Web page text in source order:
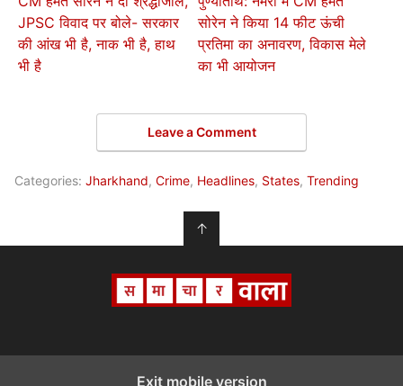
JPSC विवाद पर बोले- सरकार
की आंख भी है, नाक भी है, हाथ
भी है
सोरेन ने किया 14 फीट ऊंची
प्रतिमा का अनावरण, विकास मेले
का भी आयोजन
Leave a Comment
Categories: Jharkhand, Crime, Headlines, States, Trending
↑
Exit mobile version